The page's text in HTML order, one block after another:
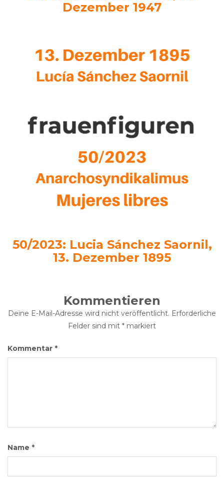
Dezember 1947
50/2023: Lucia Sánchez Saornil,
13. Dezember 1895
Kommentieren
Deine E-Mail-Adresse wird nicht veröffentlicht. Erforderliche
Felder sind mit * markiert
Kommentar *
Name *